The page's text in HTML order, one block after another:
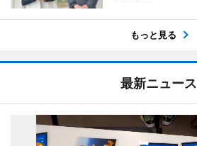
もっと見る
最新ニュース